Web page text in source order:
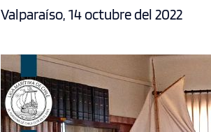
Valparaíso, 14 octubre del 2022